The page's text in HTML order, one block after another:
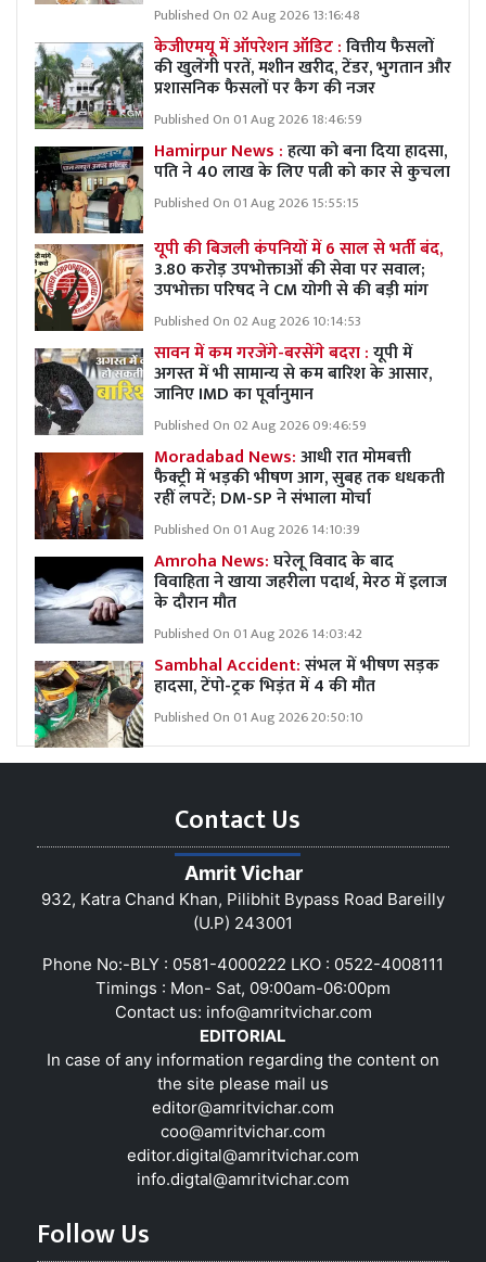
Published On 02 Aug 2026 13:16:48
केजीएमयू में ऑपरेशन ऑडिट :वित्तीय फैसलों
की खुलेंगी परतें, मशीन खरीद, टेंडर, भुगतान और
प्रशासनिक फैसलों पर कैग की नजर
Published On 01 Aug 2026 18:46:59
Hamirpur News :हत्या को बना दिया हादसा,
पति ने 40 लाख के लिए पत्नी को कार से कुचला
Published On 01 Aug 2026 15:55:15
यूपी की बिजली कंपनियों में 6 साल से भर्ती बंद,
3.80 करोड़ उपभोक्ताओं की सेवा पर सवाल;
उपभोक्ता परिषद ने CM योगी से की बड़ी मांग
Published On 02 Aug 2026 10:14:53
सावन में कम गरजेंगे-बरसेंगे बदरा :यूपी में
अगस्त में भी सामान्य से कम बारिश के आसार,
जानिए IMD का पूर्वानुमान
Published On 02 Aug 2026 09:46:59
Moradabad News:आधी रात मोमबत्ती
फैक्ट्री में भड़की भीषण आग, सुबह तक धधकती
रहीं लपटें; DM-SP ने संभाला मोर्चा
Published On 01 Aug 2026 14:10:39
Amroha News:घरेलू विवाद के बाद
विवाहिता ने खाया जहरीला पदार्थ, मेरठ में इलाज
के दौरान मौत
Published On 01 Aug 2026 14:03:42
Sambhal Accident:संभल में भीषण सड़क
हादसा, टेंपो-ट्रक भिड़ंत में 4 की मौत
Published On 01 Aug 2026 20:50:10
Contact Us
Amrit Vichar
932, Katra Chand Khan, Pilibhit Bypass Road Bareilly
(U.P) 243001
Phone No:-BLY : 0581-4000222 LKO : 0522-4008111
Timings : Mon- Sat, 09:00am-06:00pm
Contact us: info@amritvichar.com
EDITORIAL
In case of any information regarding the content on
the site please mail us
editor@amritvichar.com
coo@amritvichar.com
editor.digital@amritvichar.com
info.digtal@amritvichar.com
Follow Us